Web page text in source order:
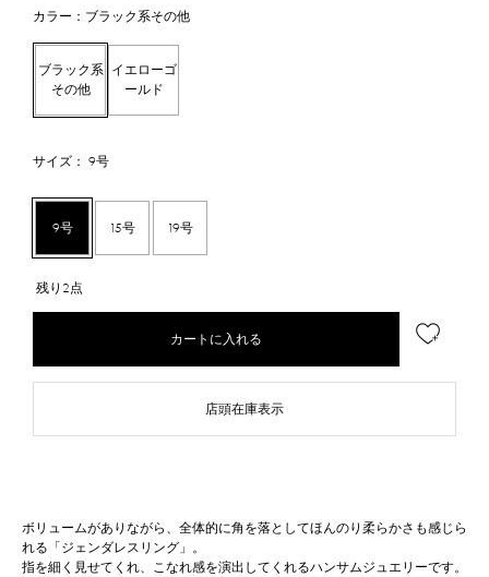
カラー：ブラック系その他
ブラック系
その他
イエローゴ
ールド
サイズ： 9号
9号 15号 19号
残り2点
カートに入れる
店頭在庫表示
ボリュームがありながら、全体的に角を落としてほんのり柔らかさも感じら
れる「ジェンダレスリング」。
指を細く見せてくれ、こなれ感を演出してくれるハンサムジュエリーです。